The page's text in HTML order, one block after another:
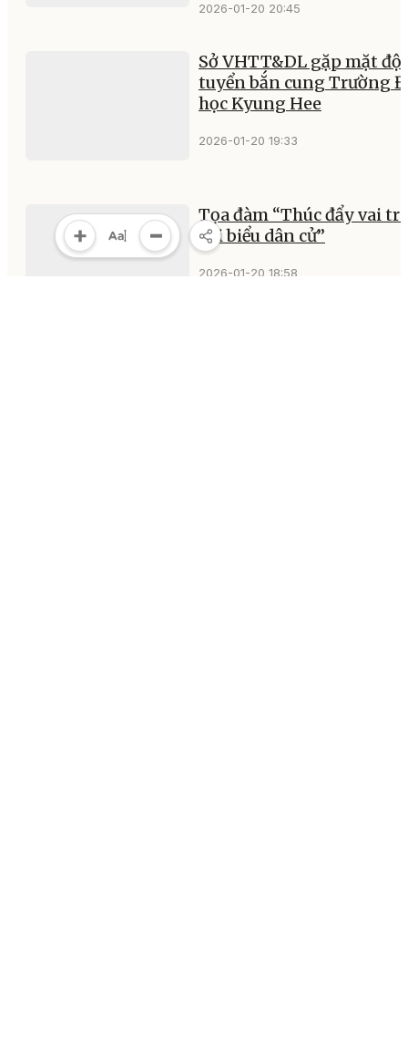
2026-01-20 20:45
Sở VHTT&DL gặp mặt đội
tuyển bắn cung Trường
học Kyung Hee
2026-01-20 19:33
Tọa đàm “Thúc đẩy vai
đại biểu dân cử”
2026-01-20 18:58